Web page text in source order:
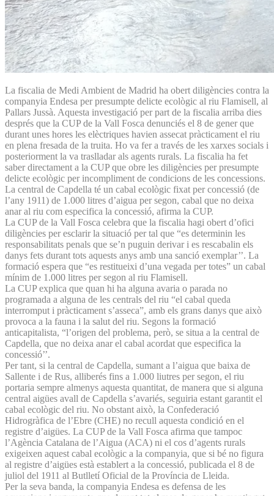
La fiscalia de Medi Ambient de Madrid ha obert diligències contra la
companyia Endesa per presumpte delicte ecològic al riu Flamisell, al
Pallars Jussà. Aquesta investigació per part de la fiscalia arriba dies
després que la CUP de la Vall Fosca denunciés el 8 de gener que
durant unes hores les elèctriques havien assecat pràcticament el riu
en plena fresada de la truita. Ho va fer a través de les xarxes socials i
posteriorment la va traslladar als agents rurals. La fiscalia ha fet
saber directament a la CUP que obre les diligències per presumpte
delicte ecològic per incompliment de condicions de les concessions.
La central de Capdella té un cabal ecològic fixat per concessió (de
l’any 1911) de 1.000 litres d’aigua per segon, cabal que no deixa
anar al riu com especifica la concessió, afirma la CUP.
La CUP de la Vall Fosca celebra que la fiscalia hagi obert d’ofici
diligències per esclarir la situació per tal que “es determinin les
responsabilitats penals que se’n puguin derivar i es rescabalin els
danys fets durant tots aquests anys amb una sanció exemplar’’. La
formació espera que “es restitueixi d’una vegada per totes” un cabal
mínim de 1.000 litres per segon al riu Flamisell.
La CUP explica que quan hi ha alguna avaria o parada no
programada a alguna de les centrals del riu “el cabal queda
interromput i pràcticament s’asseca”, amb els grans danys que això
provoca a la fauna i la salut del riu. Segons la formació
anticapitalista, “l’origen del problema, però, se situa a la central de
Capdella, que no deixa anar el cabal acordat que especifica la
concessió’’.
Per tant, si la central de Capdella, sumant a l’aigua que baixa de
Sallente i de Rus, alliberés fins a 1.000 liutres per segon, el riu
portaria sempre almenys aquesta quantitat, de manera que si alguna
central aigües avall de Capdella s’avariés, seguiria estant garantit el
cabal ecològic del riu. No obstant això, la Confederació
Hidrogràfica de l’Ebre (CHE) no recull aquesta condició en el
registre d’aigües. La CUP de la Vall Fosca afirma que tampoc
l’Agència Catalana de l’Aigua (ACA) ni el cos d’agents rurals
exigeixen aquest cabal ecològic a la companyia, que si bé no figura
al registre d’aigües està establert a la concessió, publicada el 8 de
juliol del 1911 al Butlletí Oficial de la Província de Lleida.
Per la seva banda, la companyia Endesa es defensa de les